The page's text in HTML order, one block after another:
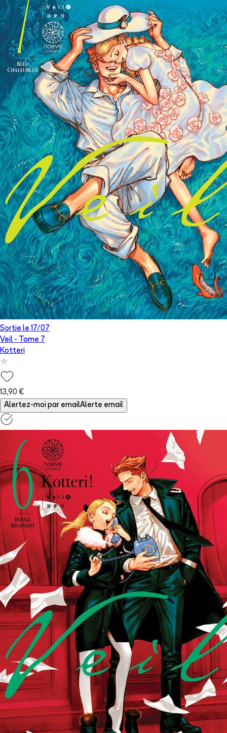
Sortie le 17/07
Veil - Tome 7
Kotteri
13,90 €
Alertez-moi par emailAlerte email